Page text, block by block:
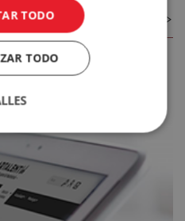
TODO
TODO